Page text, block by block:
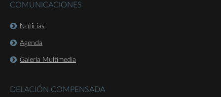
COMUNICACIONES
Noticias
Agenda
Galería Multimedia
DELACIÓN COMPENSADA